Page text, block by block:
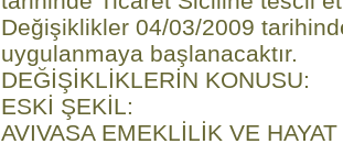
Değişiklikler 04/03/2009
uygulanmaya başlanacaktır.
DEĞİŞİKLİKLERİN KONUSU:
ESKİ ŞEKİL:
AVIVASA EMEKLİLİK VE